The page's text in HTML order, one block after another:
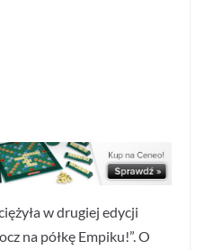
w drugiej edycji
na półkę Empiku!”. O